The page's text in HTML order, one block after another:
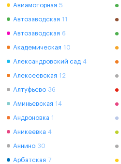
Авиамоторная 5
Автозаводская 11
Автозаводская 6
Академическая 10
Александровский сад 4
Алексеевская 12
Алтуфьево 36
Аминьевская 14
Андроновка 1
Аникеевка 4
Аннино 30
Арбатская 7